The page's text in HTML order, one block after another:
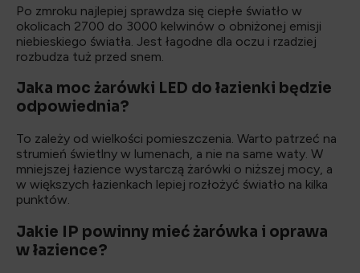
Po zmroku najlepiej sprawdza się ciepłe światło w
okolicach 2700 do 3000 kelwinów o obniżonej emisji
niebieskiego światła. Jest łagodne dla oczu i rzadziej
rozbudza tuż przed snem.
Jaka moc żarówki LED do łazienki będzie
odpowiednia?
To zależy od wielkości pomieszczenia. Warto patrzeć na
strumień świetlny w lumenach, a nie na same waty. W
mniejszej łazience wystarczą żarówki o niższej mocy, a
w większych łazienkach lepiej rozłożyć światło na kilka
punktów.
Jakie IP powinny mieć żarówka i oprawa
w łazience?